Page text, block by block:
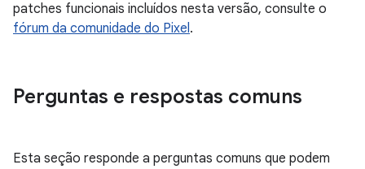
patches funcionais incluídos nesta versão, consulte o
fórum da comunidade do Pixel.
Perguntas e respostas comuns
Esta seção responde a perguntas comuns que podem